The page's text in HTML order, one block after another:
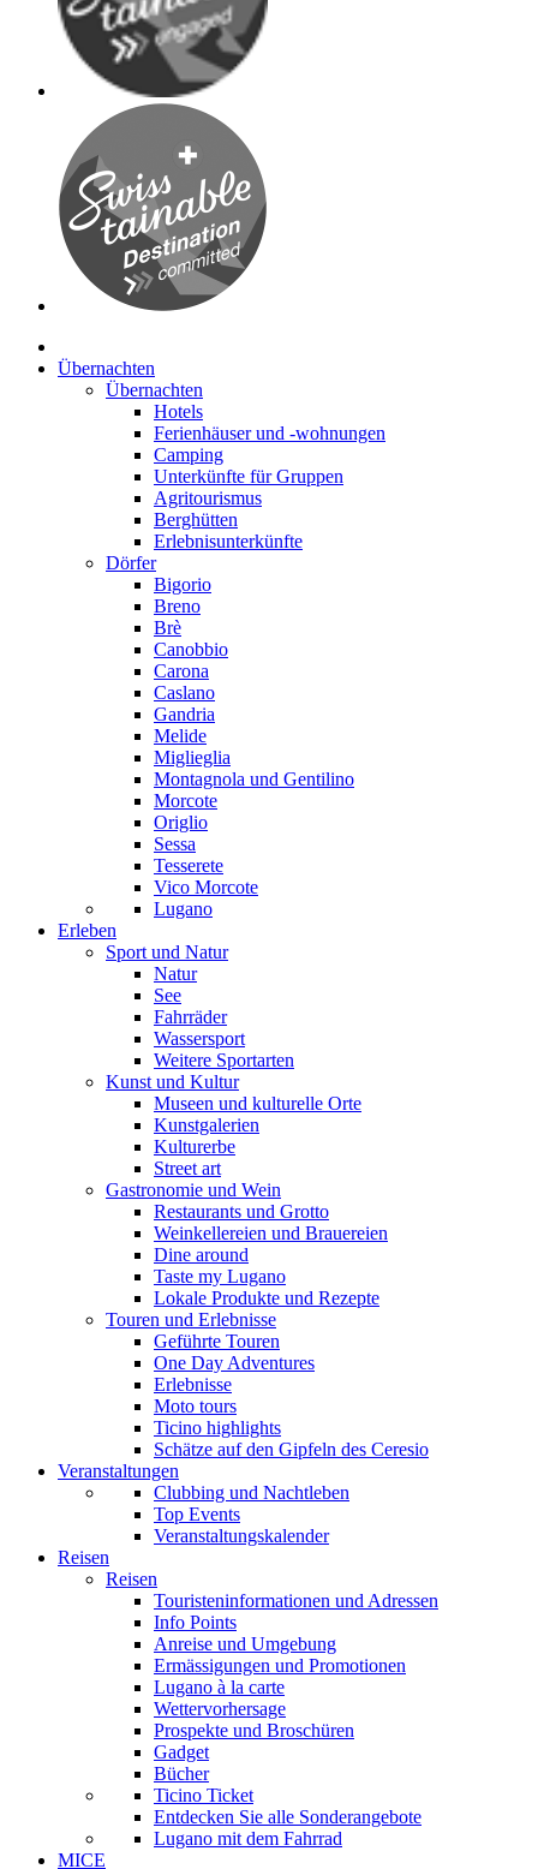
Übernachten
Übernachten
Hotels
Ferienhäuser und -wohnungen
Camping
Unterkünfte für Gruppen
Agritourismus
Berghütten
Erlebnisunterkünfte
Dörfer
Bigorio
Breno
Brè
Canobbio
Carona
Caslano
Gandria
Melide
Miglieglia
Montagnola und Gentilino
Morcote
Origlio
Sessa
Tesserete
Vico Morcote
Lugano
Erleben
Sport und Natur
Natur
See
Fahrräder
Wassersport
Weitere Sportarten
Kunst und Kultur
Museen und kulturelle Orte
Kunstgalerien
Kulturerbe
Street art
Gastronomie und Wein
Restaurants und Grotto
Weinkellereien und Brauereien
Dine around
Taste my Lugano
Lokale Produkte und Rezepte
Touren und Erlebnisse
Geführte Touren
One Day Adventures
Erlebnisse
Moto tours
Ticino highlights
Schätze auf den Gipfeln des Ceresio
Veranstaltungen
Clubbing und Nachtleben
Top Events
Veranstaltungskalender
Reisen
Reisen
Touristeninformationen und Adressen
Info Points
Anreise und Umgebung
Ermässigungen und Promotionen
Lugano à la carte
Wettervorhersage
Prospekte und Broschüren
Gadget
Bücher
Ticino Ticket
Entdecken Sie alle Sonderangebote
Lugano mit dem Fahrrad
MICE